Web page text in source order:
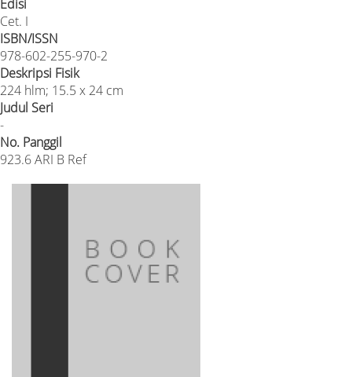
Edisi
Cet. I
ISBN/ISSN
978-602-255-970-2
Deskripsi Fisik
224 hlm; 15.5 x 24 cm
Judul Seri
-
No. Panggil
923.6 ARI B Ref